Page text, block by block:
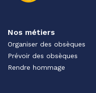
Nos métiers
Organiser des obsèques
Prévoir des obsèques
Rendre hommage